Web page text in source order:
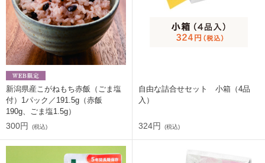
新潟県産こがねもち赤飯（ごま塩
付）1パック／191.5g（赤飯
190g、ごま塩1.5g）
300円 (税込)
自由な詰合せセット 小箱（4品
入）
324円 (税込)